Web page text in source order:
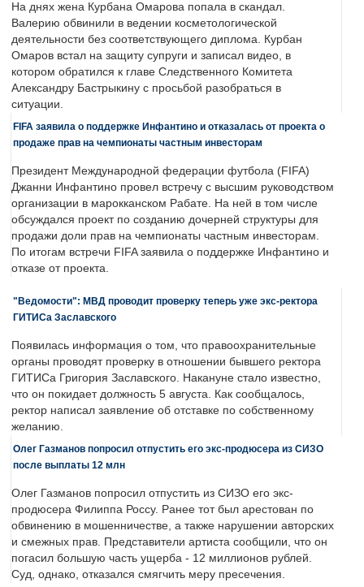
На днях жена Курбана Омарова попала в скандал.
Валерию обвинили в ведении косметологической
деятельности без соответствующего диплома. Курбан
Омаров встал на защиту супруги и записал видео, в
котором обратился к главе Следственного Комитета
Александру Бастрыкину с просьбой разобраться в
ситуации.
FIFA заявила о поддержке Инфантино и отказалась от проекта о
продаже прав на чемпионаты частным инвесторам
Президент Международной федерации футбола (FIFA)
Джанни Инфантино провел встречу с высшим руководством
организации в марокканском Рабате. На ней в том числе
обсуждался проект по созданию дочерней структуры для
продажи доли прав на чемпионаты частным инвесторам.
По итогам встречи FIFA заявила о поддержке Инфантино и
отказе от проекта.
"Ведомости": МВД проводит проверку теперь уже экс-ректора
ГИТИСа Заславского
Появилась информация о том, что правоохранительные
органы проводят проверку в отношении бывшего ректора
ГИТИСа Григория Заславского. Накануне стало известно,
что он покидает должность 5 августа. Как сообщалось,
ректор написал заявление об отставке по собственному
желанию.
Олег Газманов попросил отпустить его экс-продюсера из СИЗО
после выплаты 12 млн
Олег Газманов попросил отпустить из СИЗО его экс-
продюсера Филиппа Россу. Ранее тот был арестован по
обвинению в мошенничестве, а также нарушении авторских
и смежных прав. Представители артиста сообщили, что он
погасил большую часть ущерба - 12 миллионов рублей.
Суд, однако, отказался смягчить меру пресечения.